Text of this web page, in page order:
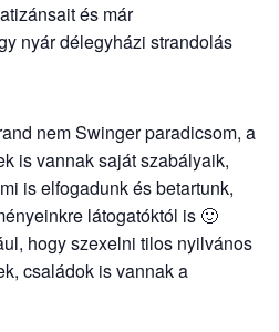
és már
nyár délegyházi strandolás
nem Swinger paradicsom, a
is vannak saját szabályaik,
is elfogadunk és betartunk,
látogatóktól is 🙂
hogy szexelni tilos nyilvános
családok is vannak a